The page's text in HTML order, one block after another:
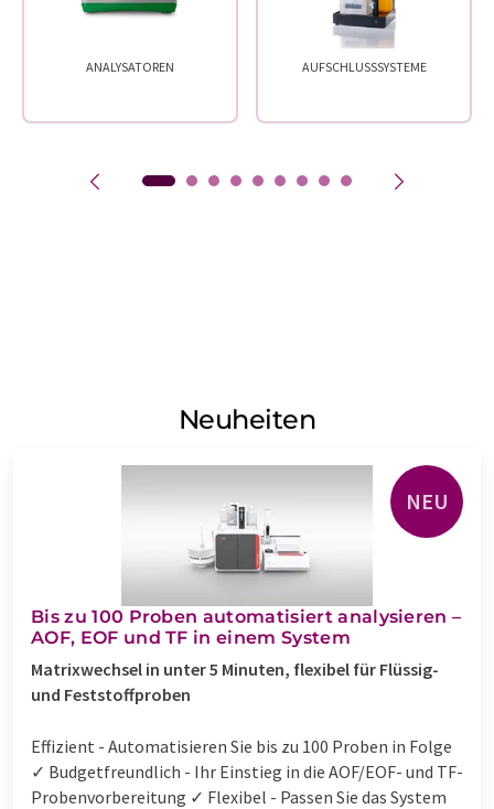
ANALYSATOREN AUFSCHLUSSSYSTEME
Neuheiten
NEU
Bis zu 100 Proben automatisiert analysieren –
AOF, EOF und TF in einem System
Matrixwechsel in unter 5 Minuten, flexibel für Flüssig-
und Feststoffproben
Effizient - Automatisieren Sie bis zu 100 Proben in Folge
✓ Budgetfreundlich - Ihr Einstieg in die AOF/EOF- und TF-
Probenvorbereitung ✓ Flexibel - Passen Sie das System